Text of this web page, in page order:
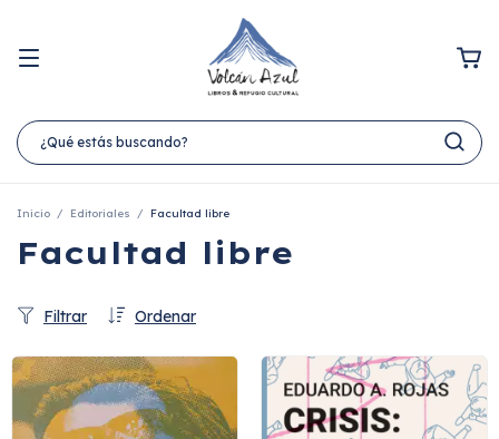
Inicio / Editoriales / Facultad libre
Facultad libre
Ordenar
Filtrar